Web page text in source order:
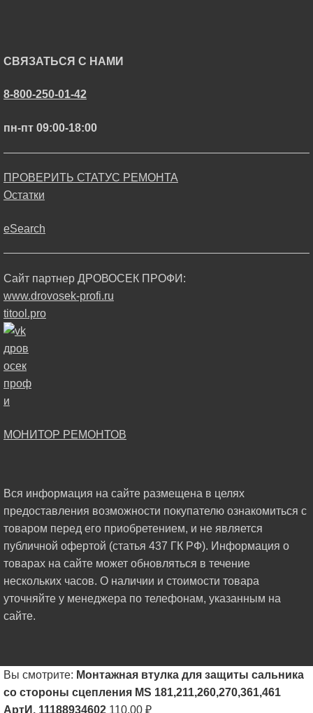
СВЯЗАТЬСЯ С НАМИ
8-800-250-01-42
пн-пт 09:00-18:00
ПРОВЕРИТЬ СТАТУС РЕМОНТА
Остатки
eSearch
Сайт партнер ДРОВОСЕК ПРОФИ:
www.drovosek-profi.ru
titool.pro
МОНИТОР РЕМОНТОВ
Вся информация на сайте размещена в целях
предоставления возможности покупателю ознакомиться с
товаром перед его приобретением, и не является
публичной офертой (статья 437 ГК РФ). Информация о
товарах на сайте может обновляться в течение
нескольких часов. О наличии и стоимости товара
уточняйте у менеджера по телефонам, указанным на
сайте.
Вы смотрите: Монтажная втулка для защиты сальника
со стороны сцепления MS 181,211,260,270,361,461
АртИ. 11188934602 110.00 ₽